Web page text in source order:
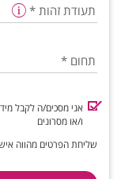
תעודת זהות *
תחום *
אני מסכים/ה לקבל
ו/או מסרונים
שליחת הפרטים מהווה